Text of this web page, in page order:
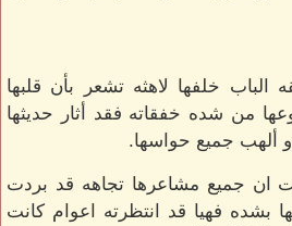
الباب خلفها لاهثه تشعر بأن قلبها
من شده خفقاته فقد أثار حديثها
ألهب جميع حواسها.
ان جميع مشاعرها تجاهه قد بردت
بشده فهيا قد انتظرته اعوام كانت